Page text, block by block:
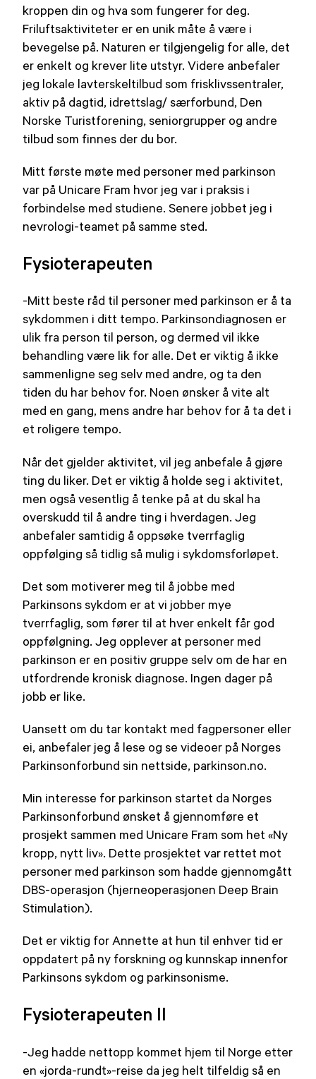
kroppen din og hva som fungerer for deg.
Friluftsaktiviteter er en unik måte å være i
bevegelse på. Naturen er tilgjengelig for alle, det
er enkelt og krever lite utstyr. Videre anbefaler
jeg lokale lavterskeltilbud som frisklivssentraler,
aktiv på dagtid, idrettslag/ særforbund, Den
Norske Turistforening, seniorgrupper og andre
tilbud som finnes der du bor.
Mitt første møte med personer med parkinson
var på Unicare Fram hvor jeg var i praksis i
forbindelse med studiene. Senere jobbet jeg i
nevrologi-teamet på samme sted.
Fysioterapeuten
-Mitt beste råd til personer med parkinson er å ta
sykdommen i ditt tempo. Parkinsondiagnosen er
ulik fra person til person, og dermed vil ikke
behandling være lik for alle. Det er viktig å ikke
sammenligne seg selv med andre, og ta den
tiden du har behov for. Noen ønsker å vite alt
med en gang, mens andre har behov for å ta det i
et roligere tempo.
Når det gjelder aktivitet, vil jeg anbefale å gjøre
ting du liker. Det er viktig å holde seg i aktivitet,
men også vesentlig å tenke på at du skal ha
overskudd til å andre ting i hverdagen. Jeg
anbefaler samtidig å oppsøke tverrfaglig
oppfølging så tidlig så mulig i sykdomsforløpet.
Det som motiverer meg til å jobbe med
Parkinsons sykdom er at vi jobber mye
tverrfaglig, som fører til at hver enkelt får god
oppfølgning. Jeg opplever at personer med
parkinson er en positiv gruppe selv om de har en
utfordrende kronisk diagnose. Ingen dager på
jobb er like.
Uansett om du tar kontakt med fagpersoner eller
ei, anbefaler jeg å lese og se videoer på Norges
Parkinsonforbund sin nettside, parkinson.no.
Min interesse for parkinson startet da Norges
Parkinsonforbund ønsket å gjennomføre et
prosjekt sammen med Unicare Fram som het «Ny
kropp, nytt liv». Dette prosjektet var rettet mot
personer med parkinson som hadde gjennomgått
DBS-operasjon (hjerneoperasjonen Deep Brain
Stimulation).
Det er viktig for Annette at hun til enhver tid er
oppdatert på ny forskning og kunnskap innenfor
Parkinsons sykdom og parkinsonisme.
Fysioterapeuten II
-Jeg hadde nettopp kommet hjem til Norge etter
en «jorda-rundt»-reise da jeg helt tilfeldig så en